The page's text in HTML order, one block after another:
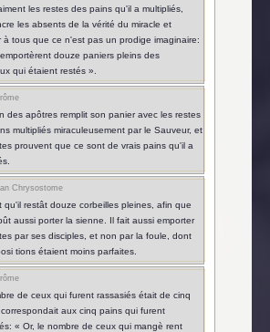
les restes des pains qu'il a multipliés,
les absents de la vérité du miracle et
à tous que ce n'est pas un prodige imaginaire:
douze paniers pleins des
qui étaient restés ».
des apôtres remplit son panier avec les restes
multipliés miraculeusement par le Sauveur, et
prouvent que ce sont de vrais pains qu'il a
Chrysostome
qu'il restât douze corbeilles pleines, afin que
aussi porter la sienne. Il fait aussi emporter
par ses disciples, et non par la foule, dont
tions étaient moins parfaites.
de ceux qui furent rassasiés était de cinq
aux cinq pains qui furent
« Or, le nombre de ceux qui mangè rent